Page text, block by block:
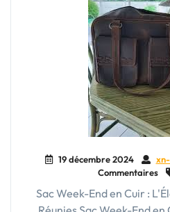
19 décembre 2024
Commentaires
Sac Week-End en Cuir :